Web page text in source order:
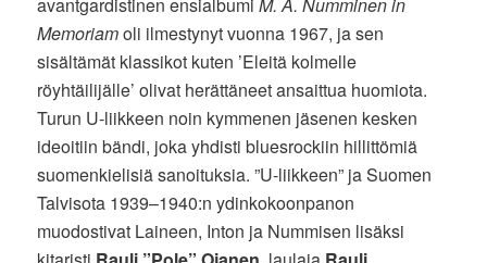
Memoriamoli ilmestynyt vuonna 1967, ja sen
sisältämät klassikot kuten ’Eleitä kolmelle
röyhtäilijälle’ olivat herättäneet ansaittua huomiota.
Turun U-liikkeen noin kymmenen jäsenen kesken
ideoitiin bändi, joka yhdisti bluesrockiin hillittömiä
suomenkielisiä sanoituksia. ”U-liikkeen” ja Suomen
Talvisota 1939–1940:n ydinkokoonpanon
muodostivat Laineen, Inton ja Nummisen lisäksi